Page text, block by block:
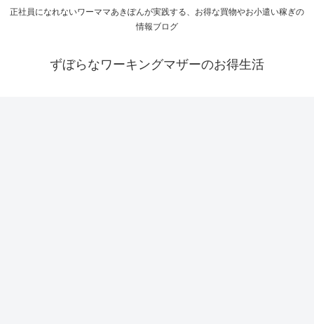
正社員になれないワーママあきぽんが実践する、お得な買物やお小遣い稼ぎの
情報ブログ
ずぼらなワーキングマザーのお得生活